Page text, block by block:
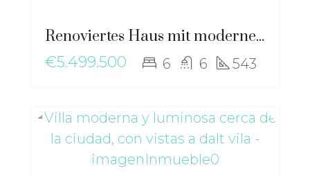
Renoviertes Haus mit moderner Eleganz und mediterranem Flair in der Nähe von Sant Josep – ma-2511
€5.499.500
6 6 543